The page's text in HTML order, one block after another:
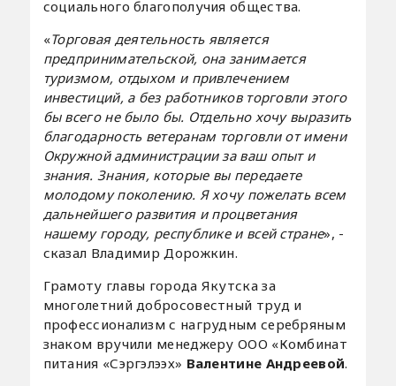
социального благополучия общества.
«Торговая деятельность является
предпринимательской, она занимается
туризмом, отдыхом и привлечением
инвестиций, а без работников торговли этого
бы всего не было бы. Отдельно хочу выразить
благодарность ветеранам торговли от имени
Окружной администрации за ваш опыт и
знания. Знания, которые вы передаете
молодому поколению. Я хочу пожелать всем
дальнейшего развития и процветания
нашему городу, республике и всей стране», -
сказал Владимир Дорожкин.
Грамоту главы города Якутска за
многолетний добросовестный труд и
профессионализм с нагрудным серебряным
знаком вручили менеджеру ООО «Комбинат
питания «Сэргэлээх» Валентине Андреевой.